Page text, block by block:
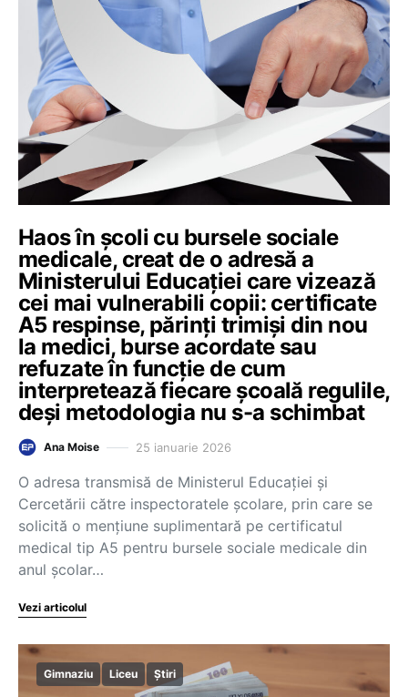
Haos în școli cu bursele sociale
medicale, creat de o adresă a
Ministerului Educației care vizează
cei mai vulnerabili copii: certificate
A5 respinse, părinți trimiși din nou
la medici, burse acordate sau
refuzate în funcție de cum
interpretează fiecare școală regulile,
deși metodologia nu s-a schimbat
Ana Moise 25 ianuarie 2026
O adresa transmisă de Ministerul Educației și
Cercetării către inspectoratele școlare, prin care se
solicită o mențiune suplimentară pe certificatul
medical tip A5 pentru bursele sociale medicale din
anul școlar…
Vezi articolul
Gimnaziu Liceu Știri